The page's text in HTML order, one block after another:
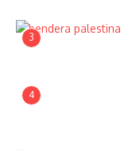
3
4